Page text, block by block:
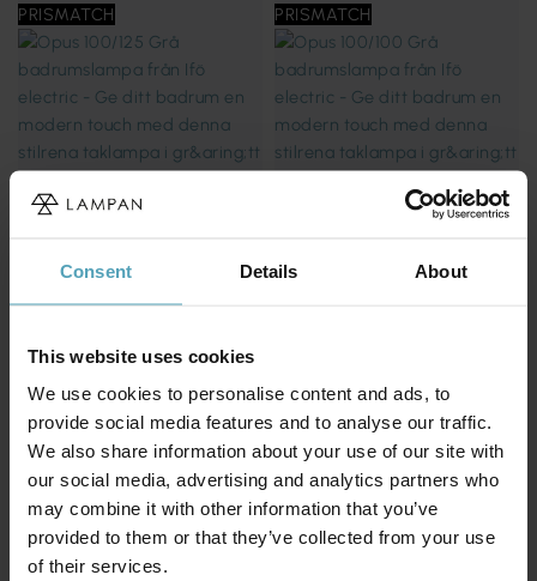
Consent Details About
This website uses cookies
We use cookies to personalise content and ads, to
provide social media features and to analyse our traffic.
We also share information about your use of our site with
our social media, advertising and analytics partners who
may combine it with other information that you’ve
provided to them or that they’ve collected from your use
of their services.
PRISMATCH
IFÖ ELECTRIC
713 kr
Rek. 989 kr
PRISMATCH
717 kr
Rek. 909 kr
Andra köpte även
PRISMATCH